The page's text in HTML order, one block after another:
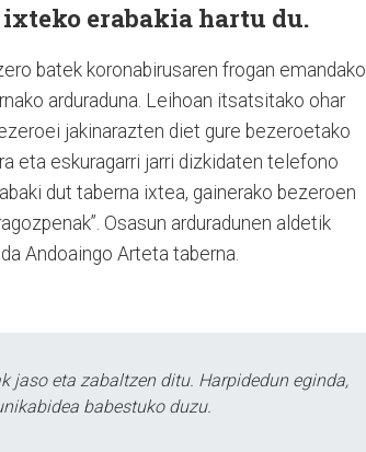
erabakia hartu du.
batek koronabirusaren frogan emandako
arduraduna. Leihoan itsatsitako ohar
jakinarazten diet gure bezeroetako
eta eskuragarri jarri dizkidaten telefono
dut taberna ixtea, gainerako bezeroen
Osasun arduradunen aldetik
Andoaingo Arteta taberna.
jaso eta zabaltzen ditu. Harpidedun eginda,
babestuko duzu.